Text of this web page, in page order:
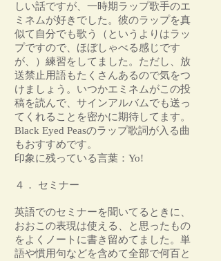
しい話ですが、一時期ラップ歌手のエ
ミネムが好きでした。彼のラップを真
似て自分でも歌う（というよりはラッ
プですので、ほぼしゃべる感じです
が、）練習をしてました。ただし、放
送禁止用語もたくさんあるので気をつ
けましょう。いつかエミネムがこの投
稿を読んで、サインアルバムでも送っ
てくれることを密かに期待してます。
Black Eyed Peasのラップ歌詞が入る曲
もおすすめです。
印象に残っている言葉：Yo!
４． セミナー
英語でのセミナーを聞いてるときに、
おおこの表現は使える、と思ったもの
をよくノートに書き留めてました。単
語や慣用句などを含めて全部で何百と